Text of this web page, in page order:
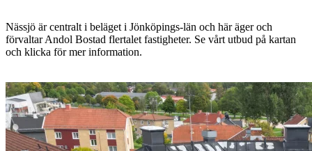
Nässjö är centralt i beläget i Jönköpings-län och här äger och
förvaltar Andol Bostad flertalet fastigheter. Se vårt utbud på kartan
och klicka för mer information.